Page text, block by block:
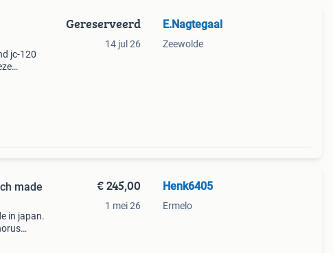
jc-120
Gereserveerd
14 jul 26
E.Nagtegaal
Zeewolde
made
in japan.
€ 245,00
1 mei 26
Henk6405
Ermelo